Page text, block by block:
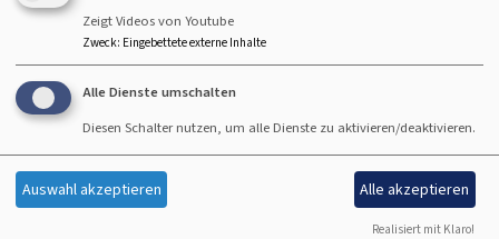
So, 6.9. 10 Uhr
Gleisenau
Pfrin.Schimmel
Zeigt Videos von Youtube
Zweck: Eingebettete externe Inhalte
Alle Dienste umschalten
Diesen Schalter nutzen, um alle Dienste zu aktivieren/deaktivieren.
Auswahl akzeptieren Alle akzeptieren
Realisiert mit Klaro!